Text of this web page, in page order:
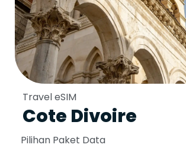
Travel eSIM
Cote Divoire
Pilihan Paket Data